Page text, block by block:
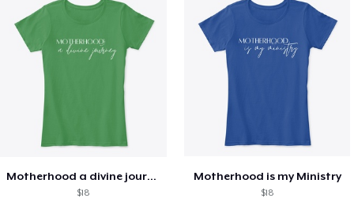
Motherhood a divine journey
$18
Motherhood is my Ministry
$18